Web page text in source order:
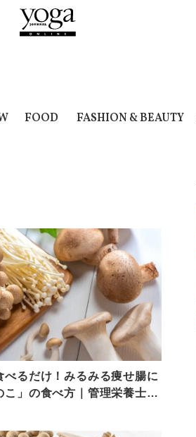
FOOD FASHION & BEAUTY
べるだけ！みるみる痩せ腸に
こ」の食べ方｜管理栄養士が